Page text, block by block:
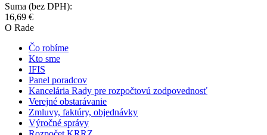
Suma (bez DPH):
16,69 €
O Rade
Čo robíme
Kto sme
IFIS
Panel poradcov
Kancelária Rady pre rozpočtovú zodpovednosť
Verejné obstarávanie
Zmluvy, faktúry, objednávky
Výročné správy